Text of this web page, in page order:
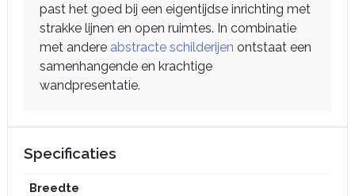
past het goed bij een eigentijdse inrichting met
strakke lijnen en open ruimtes. In combinatie
met andere abstracte schilderijen ontstaat een
samenhangende en krachtige
wandpresentatie.
Specificaties
Breedte